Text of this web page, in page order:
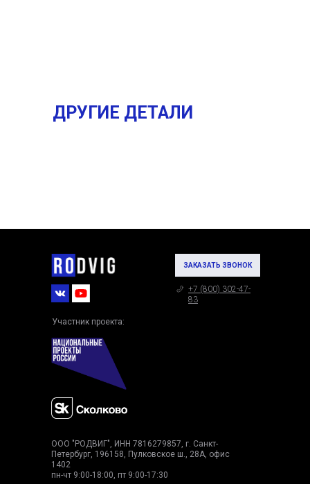
ДРУГИЕ ДЕТАЛИ
ЗАКАЗАТЬ ЗВОНОК
ООО "РОДВИГ", ИНН 7816279857, г. Санкт-
Петербург, 196158, Пулковское ш., 28А, офис
1402
пн-чт 9:00-18:00, пт 9:00-17:30
Участник проекта:
+7 (800) 302-47-
83